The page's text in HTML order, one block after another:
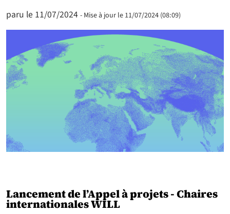
paru le 11/07/2024 - Mise à jour le 11/07/2024 (08:09)
Lancement de l’Appel à projets - Chaires
internationales WILL